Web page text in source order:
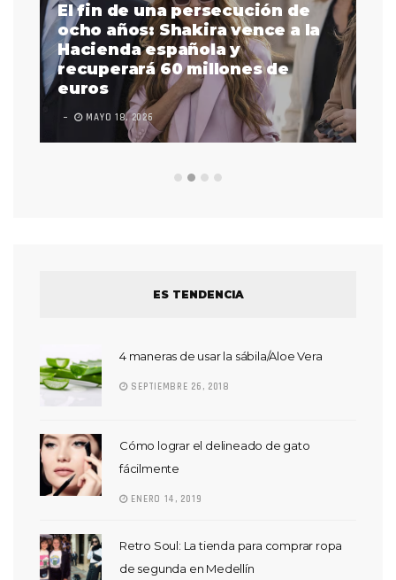
El fin de una persecución de
ocho años: Shakira vence a la
Hacienda española y
recuperará 60 millones de
euros
MAYO 18, 2026
ES TENDENCIA
4 maneras de usar la sábila/Aloe Vera
SEPTIEMBRE 26, 2018
Cómo lograr el delineado de gato
fácilmente
ENERO 14, 2019
Retro Soul: La tienda para comprar ropa
de segunda en Medellín